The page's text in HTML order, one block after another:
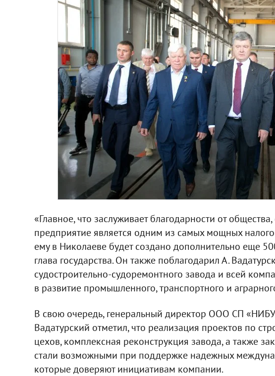
«Главное, что заслуживает благодарности от общества,
предприятие является одним из самых мощных
ему в Николаеве будет создано дополнительно еще
глава государства. Он также поблагодарил А.
судостроительно-судоремонтного завода и всей
в развитие промышленного, транспортного и
В свою очередь, генеральный директор ООО СП
Вадатурский отметил, что реализация проектов по
цехов, комплексная реконструкция завода, а также
стали возможными при поддержке надежных
которые доверяют инициативам компании.